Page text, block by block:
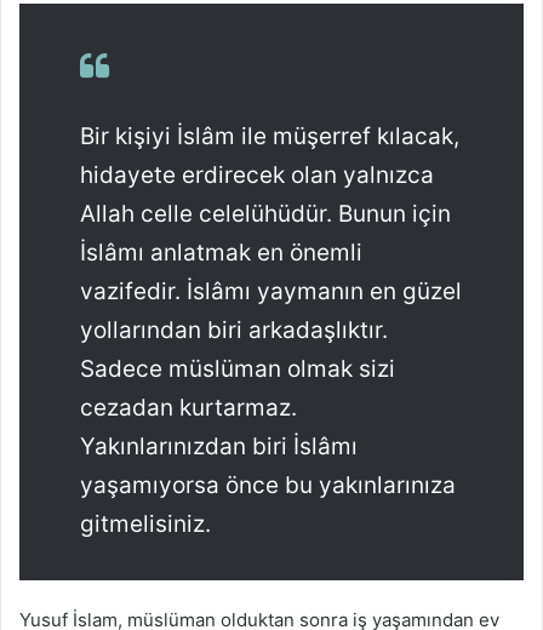
Bir kişiyi İslâm ile müşerref kılacak,
hidayete erdirecek olan yalnızca
Allah celle celelühüdür. Bunun için
İslâmı anlatmak en önemli
vazifedir. İslâmı yaymanın en güzel
yollarından biri arkadaşlıktır.
Sadece müslüman olmak sizi
cezadan kurtarmaz.
Yakınlarınızdan biri İslâmı
yaşamıyorsa önce bu yakınlarınıza
gitmelisiniz.
Yusuf İslam, müslüman olduktan sonra iş yaşamından ev